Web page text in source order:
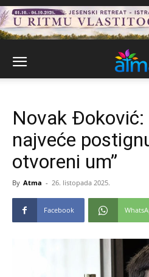
Novak Đoković:
najveće
otvoreni um”
By Atma - 26. listopada 2025.
Facebook